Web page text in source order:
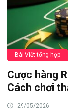
Bài Viết tổng hợp
Cược hàng
Cách chơi
29/05/2026